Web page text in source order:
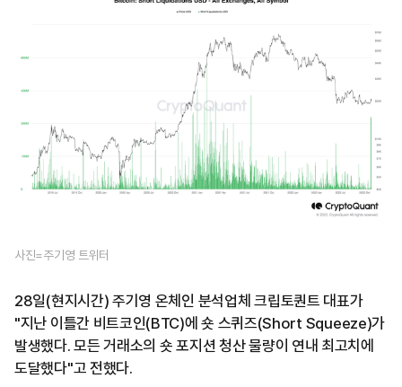
사진=주기영 트위터
28일(현지시간) 주기영 온체인 분석업체 크립토퀀트 대표가
"지난 이틀간 비트코인(BTC)에 숏 스퀴즈(Short Squeeze)가
발생했다. 모든 거래소의 숏 포지션 청산 물량이 연내 최고치에
도달했다"고 전했다.